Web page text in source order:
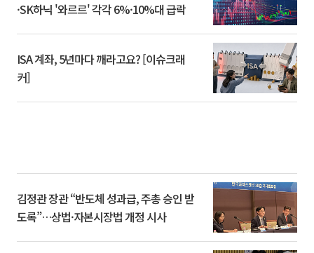
·SK하닉 '와르르' 각각 6%·10%대 급락
ISA 계좌, 5년마다 깨라고요? [이슈크래
커]
김정관 장관 “반도체 성과급, 주총 승인 받
도록”…상법·자본시장법 개정 시사